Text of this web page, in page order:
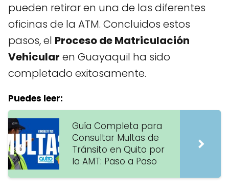
pueden retirar en una de las diferentes
oficinas de la ATM. Concluidos estos
pasos, el Proceso de Matriculación
Vehicular en Guayaquil ha sido
completado exitosamente.
Puedes leer:
Guía Completa para
Consultar Multas de
Tránsito en Quito por
la AMT: Paso a Paso